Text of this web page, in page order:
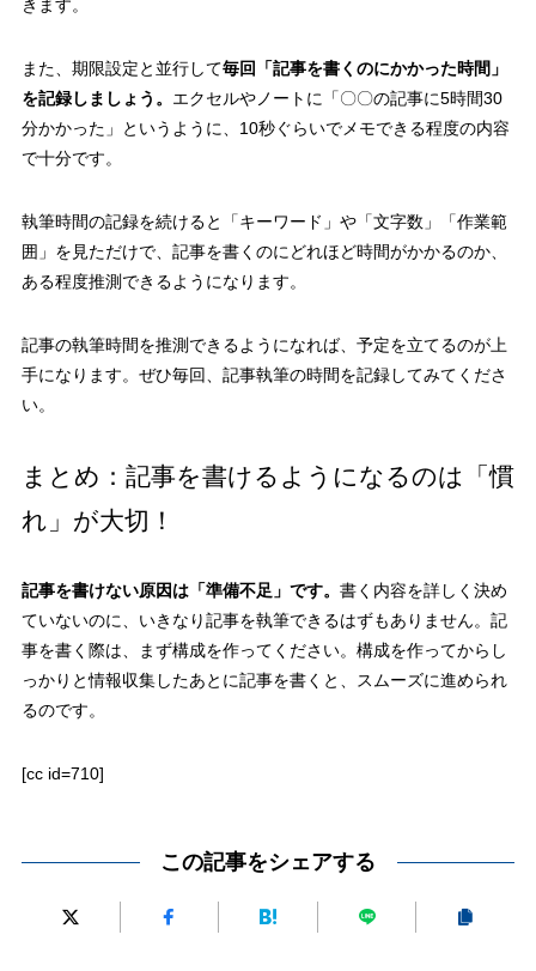
きます。
また、期限設定と並行して毎回「記事を書くのにかかった時間」
を記録しましょう。 エクセルやノートに「〇〇の記事に5時間30
分かかった」というように、10秒ぐらいでメモできる程度の内容
で十分です。
執筆時間の記録を続けると「キーワード」や「文字数」「作業範
囲」を見ただけで、記事を書くのにどれほど時間がかかるのか、
ある程度推測できるようになります。
記事の執筆時間を推測できるようになれば、予定を立てるのが上
手になります。ぜひ毎回、記事執筆の時間を記録してみてくださ
い。
まとめ：記事を書けるようになるのは「慣
れ」が大切！
記事を書けない原因は「準備不足」です。 書く内容を詳しく決め
ていないのに、いきなり記事を執筆できるはずもありません。記
事を書く際は、まず構成を作ってください。構成を作ってからし
っかりと情報収集したあとに記事を書くと、スムーズに進められ
るのです。
[cc id=710]
この記事をシェアする